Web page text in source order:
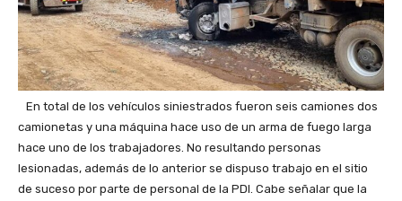
En total de los vehículos siniestrados fueron seis camiones dos
camionetas y una máquina hace uso de un arma de fuego larga
hace uno de los trabajadores. No resultando personas
lesionadas, además de lo anterior se dispuso trabajo en el sitio
de suceso por parte de personal de la PDI. Cabe señalar que la